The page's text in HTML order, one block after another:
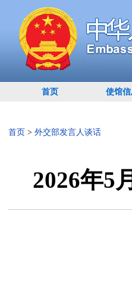
首页 使馆
首页 > 外交部发言人谈话
2026年5